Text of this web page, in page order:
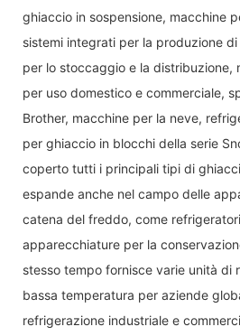
ghiaccio in sospensione, macchine
sistemi integrati per la produzione
per lo stoccaggio e la distribuzione,
per uso domestico e commerciale,
Brother, macchine per la neve,
per ghiaccio in blocchi della serie
coperto tutti i principali tipi di
espande anche nel campo delle
catena del freddo, come
apparecchiature per la
stesso tempo fornisce varie unità di
bassa temperatura per aziende
refrigerazione industriale e